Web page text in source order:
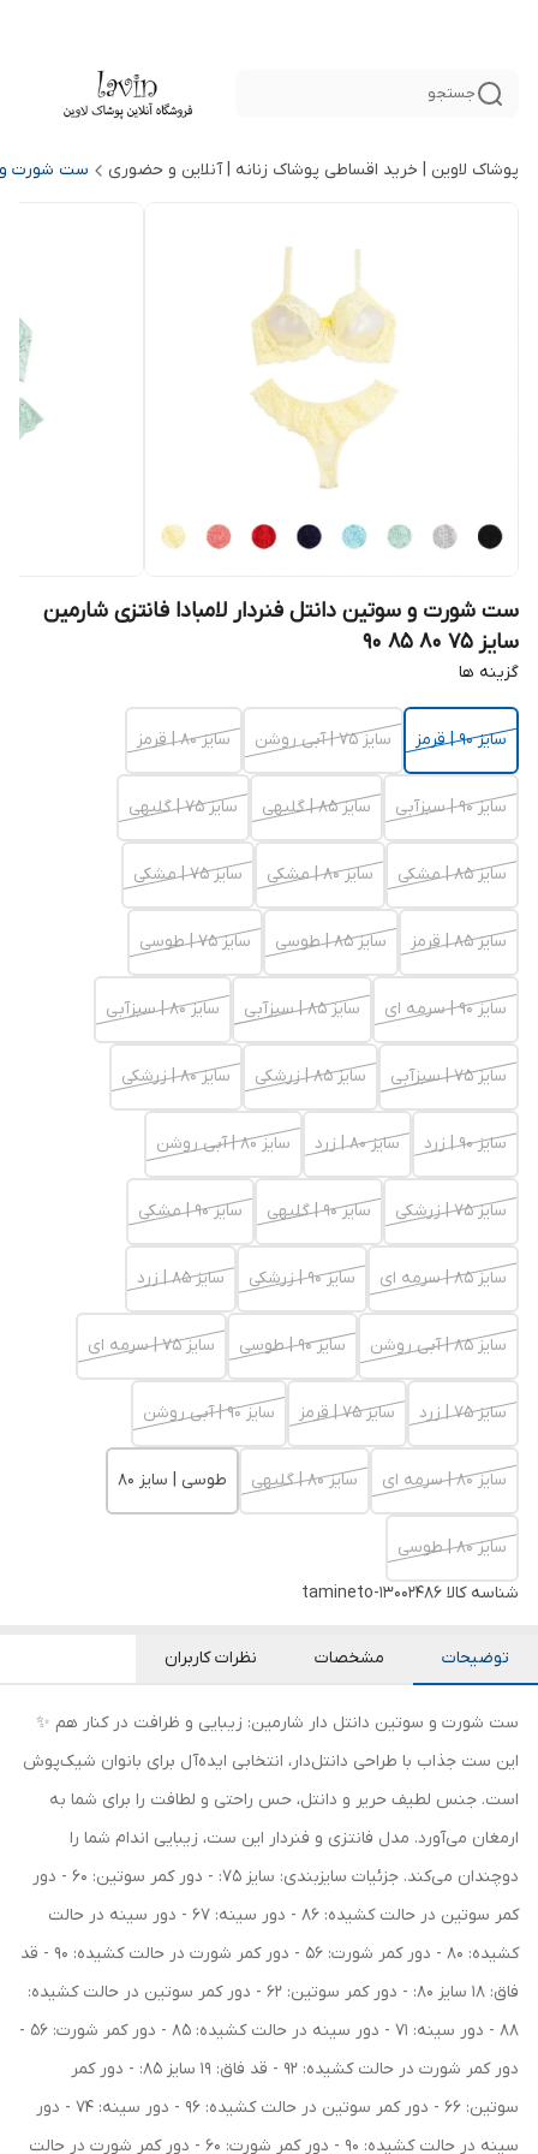
جستجو
پوشاک لاوین | خرید اقساطی پوشاک زنانه | آنلاین و حضوری ست شورت و
ست شورت و سوتین دانتل فنردار لامبادا فانتزی شارمین
سایز 75 80 85 90
گزینه ها
سایز 90 | قرمز سایز 75 | آبی روشن سایز 80 | قرمز
سایز 90 | سبزآبی سایز 85 | گلبهی سایز 75 | گلبهی
سایز 85 | مشکی سایز 80 | مشکی سایز 75 | مشکی
سایز 85 | قرمز سایز 85 | طوسی سایز 75 | طوسی
سایز 90 | سرمه ای سایز 85 | سبزآبی سایز 80 | سبزآبی
سایز 75 | سبزآبی سایز 85 | زرشکی سایز 80 | زرشکی
سایز 90 | زرد سایز 80 | زرد سایز 80 | آبی روشن
سایز 75 | زرشکی سایز 90 | گلبهی سایز 90 | مشکی
سایز 85 | سرمه ای سایز 90 | زرشکی سایز 85 | زرد
سایز 85 | آبی روشن سایز 90 | طوسی سایز 75 | سرمه ای
سایز 75 | زرد سایز 75 | قرمز سایز 90 | آبی روشن
سایز 80 | سرمه ای سایز 80 | گلبهی طوسی | سایز 80
سایز 80 | طوسی
شناسه کالا tamineto-13002486
توضیحات مشخصات نظرات کاربران
ست شورت و سوتین دانتل دار شارمین: زیبایی و ظرافت در کنار هم ✨
این ست جذاب با طراحی دانتل‌دار، انتخابی ایده‌آل برای بانوان شیک‌پوش
است. جنس لطیف حریر و دانتل، حس راحتی و لطافت را برای شما به
ارمغان می‌آورد. مدل فانتزی و فنردار این ست، زیبایی اندام شما را
دوچندان می‌کند. جزئیات سایزبندی: سایز 75: - دور کمر سوتین: 60 - دور
کمر سوتین در حالت کشیده: 86 - دور سینه: 67 - دور سینه در حالت
کشیده: 80 - دور کمر شورت: 56 - دور کمر شورت در حالت کشیده: 90 - قد
فاق: 18 سایز 80: - دور کمر سوتین: 62 - دور کمر سوتین در حالت کشیده:
88 - دور سینه: 71 - دور سینه در حالت کشیده: 85 - دور کمر شورت: 56 -
دور کمر شورت در حالت کشیده: 92 - قد فاق: 19 سایز 85: - دور کمر
سوتین: 66 - دور کمر سوتین در حالت کشیده: 96 - دور سینه: 74 - دور
سینه در حالت کشیده: 90 - دور کمر شورت: 60 - دور کمر شورت در حالت